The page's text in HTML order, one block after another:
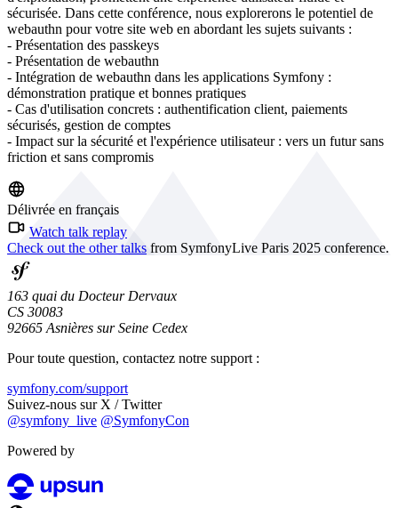
sécurisée. Dans cette conférence, nous explorerons le potentiel de
webauthn pour votre site web en abordant les sujets suivants :
- Présentation des passkeys
- Présentation de webauthn
- Intégration de webauthn dans les applications Symfony :
démonstration pratique et bonnes pratiques
- Cas d'utilisation concrets : authentification client, paiements
sécurisés, gestion de comptes
- Impact sur la sécurité et l'expérience utilisateur : vers un futur sans
friction et sans compromis
Délivrée en français
Watch talk replay
Check out the other talks from SymfonyLive Paris 2025 conference.
163 quai du Docteur Dervaux
CS 30083
92665 Asnières sur Seine Cedex
Pour toute question, contactez notre support :
symfony.com/support
Suivez-nous sur X / Twitter
@symfony_live @SymfonyCon
Powered by